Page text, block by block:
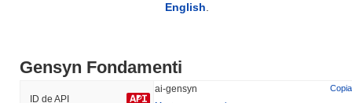
English
Gensyn Fondamenti
ID de API
ai-gensyn
Copia